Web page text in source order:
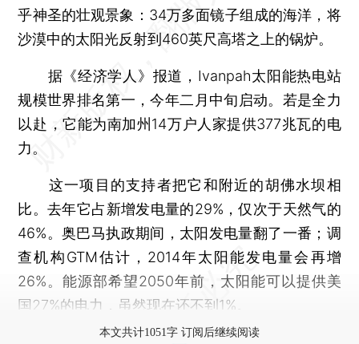
乎神圣的壮观景象：34万多面镜子组成的海洋，将
沙漠中的太阳光反射到460英尺高塔之上的锅炉。
据《经济学人》报道，Ivanpah太阳能热电站
规模世界排名第一，今年二月中旬启动。若是全力
以赴，它能为南加州14万户人家提供377兆瓦的电
力。
这一项目的支持者把它和附近的胡佛水坝相
比。去年它占新增发电量的29%，仅次于天然气的
46%。奥巴马执政期间，太阳发电量翻了一番；调
查机构GTM估计，2014年太阳能发电量会再增
26%。能源部希望2050年前，太阳能可以提供美
国27%的电力，虽然现在还不到1%。
本文共计1051字 订阅后继续阅读